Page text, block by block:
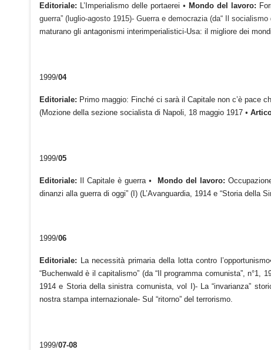
Editoriale: L’Imperialismo delle portaerei • Mondo del lavoro:
guerra” (luglio-agosto 1915)- Guerra e democrazia (da“ Il
maturano gli antagonismi interimperialistici-Usa: il migliore dei
1999/04
Editoriale: Primo maggio: Finché ci sarà il Capitale non c’è pace
(Mozione della sezione socialista di Napoli, 18 maggio 1917 •
1999/05
Editoriale: Il Capitale è guerra • Mondo del lavoro:
dinanzi alla guerra di oggi” (I) (L’Avanguardia, 1914 e “Storia della
1999/06
Editoriale: La necessità primaria della lotta contro l’opportunismo
“Buchenwald è il capitalismo” (da “Il programma comunista”, n°1,
1914 e Storia della sinistra comunista, vol I)- La “invarianza”
nostra stampa internazionale- Sul “ritorno” del terrorismo.
1999/07-08